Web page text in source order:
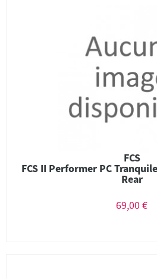
FCS
FCS II Performer PC
Rear
69,00 €